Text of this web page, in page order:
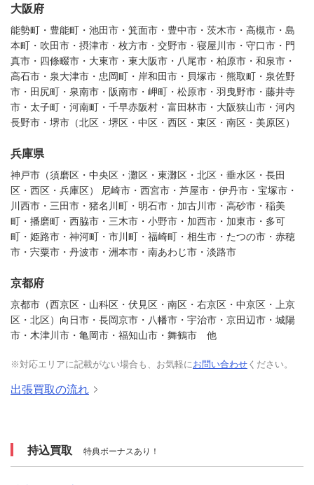
大阪府
能勢町・豊能町・池田市・箕面市・豊中市・茨木市・高槻市・島
本町・吹田市・摂津市・枚方市・交野市・寝屋川市・守口市・門
真市・四條畷市・大東市・東大阪市・八尾市・柏原市・和泉市・
高石市・泉大津市・忠岡町・岸和田市・貝塚市・熊取町・泉佐野
市・田尻町・泉南市・阪南市・岬町・松原市・羽曳野市・藤井寺
市・太子町・河南町・千早赤阪村・富田林市・大阪狭山市・河内
長野市・堺市（北区・堺区・中区・西区・東区・南区・美原区）
兵庫県
神戸市（須磨区・中央区・灘区・東灘区・北区・垂水区・長田
区・西区・兵庫区） 尼崎市・西宮市・芦屋市・伊丹市・宝塚市・
川西市・三田市・猪名川町・明石市・加古川市・高砂市・稲美
町・播磨町・西脇市・三木市・小野市・加西市・加東市・多可
町・姫路市・神河町・市川町・福崎町・相生市・たつの市・赤穂
市・宍粟市・丹波市・洲本市・南あわじ市・淡路市
京都府
京都市（西京区・山科区・伏見区・南区・右京区・中京区・上京
区・北区）向日市・長岡京市・八幡市・宇治市・京田辺市・城陽
市・木津川市・亀岡市・福知山市・舞鶴市 他
※対応エリアに記載がない場合も、お気軽にお問い合わせください。
出張買取の流れ
持込買取 特典ボーナスあり！